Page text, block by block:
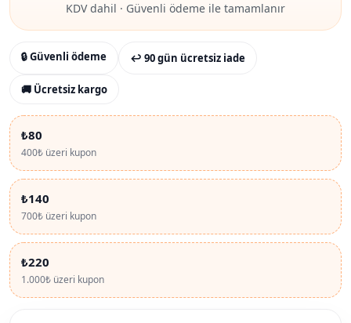
KDV dahil · Güvenli ödeme ile tamamlanır
🔒 Güvenli ödeme ↩ 90 gün ücretsiz iade
🚚 Ücretsiz kargo
₺80
400₺ üzeri kupon
₺140
700₺ üzeri kupon
₺220
1.000₺ üzeri kupon